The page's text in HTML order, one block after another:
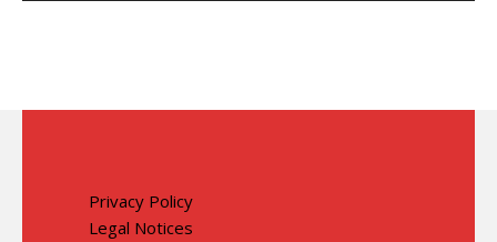
Privacy Policy
Legal Notices